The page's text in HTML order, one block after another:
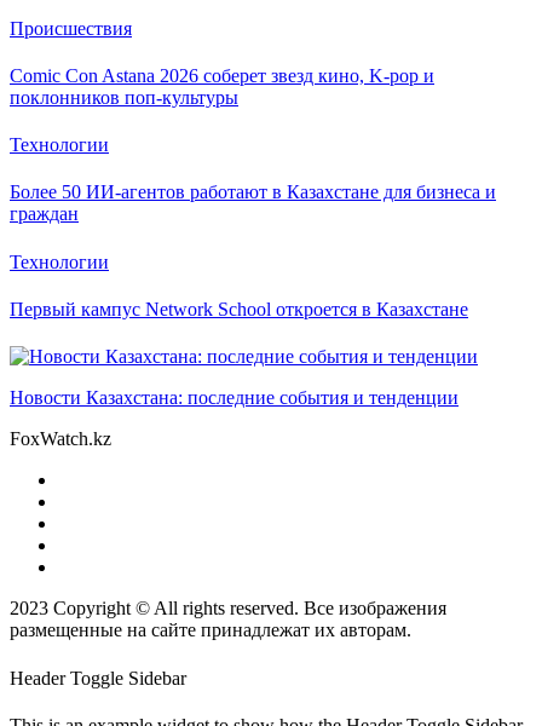
Происшествия
Comic Con Astana 2026 соберет звезд кино, K-pop и
поклонников поп-культуры
Технологии
Более 50 ИИ-агентов работают в Казахстане для бизнеса и
граждан
Технологии
Первый кампус Network School откроется в Казахстане
Новости Казахстана: последние события и тенденции
FoxWatch.kz
2023 Copyright © All rights reserved. Все изображения
размещенные на сайте принадлежат их авторам.
Header Toggle Sidebar